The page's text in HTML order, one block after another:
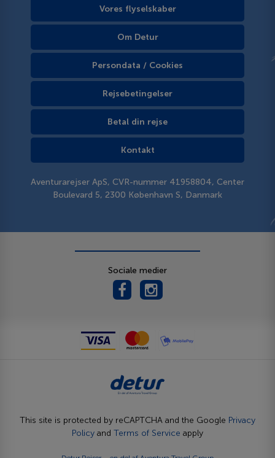
Vores flyselskaber
Om Detur
Persondata / Cookies
Rejsebetingelser
Betal din rejse
Kontakt
Aventurarejser ApS, CVR-nummer 41958804, Center
Boulevard 5, 2300 København S, Danmark
Sociale medier
This site is protected by reCAPTCHA and the Google Privacy
Policy and Terms of Service apply